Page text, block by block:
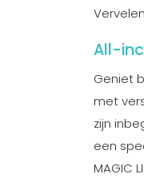
All-
Geniet
met
zijn
een
MAGIC